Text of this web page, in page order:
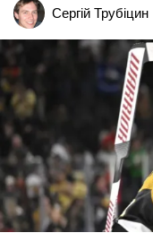
Сергій Трубіцин